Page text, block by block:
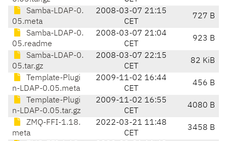
Samba-LDAP-0.
05.meta
2008-03-07 21:15
CET
727 B
Samba-LDAP-0.
05.readme
2008-03-07 21:04
CET
923 B
Samba-LDAP-0.
05.tar.gz
2008-03-07 22:15
CET
82 KiB
Template-Plugi
n-LDAP-0.05.meta
2009-11-02 16:44
CET
456 B
Template-Plugi
n-LDAP-0.05.tar.gz
2009-11-02 16:55
CET
4080 B
ZMQ-FFI-1.18.
meta
2022-03-21 11:48
CET
3458 B